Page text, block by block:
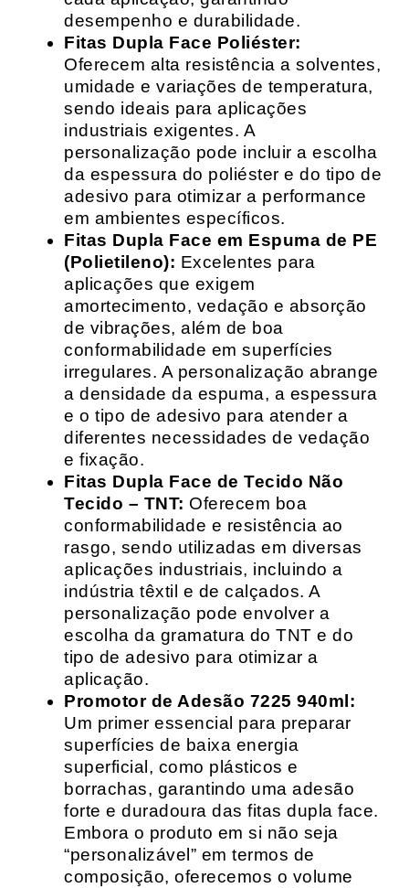
desempenho e durabilidade.
Fitas Dupla Face Poliéster:
Oferecem alta resistência a solventes,
umidade e variações de temperatura,
sendo ideais para aplicações
industriais exigentes. A
personalização pode incluir a escolha
da espessura do poliéster e do tipo de
adesivo para otimizar a performance
em ambientes específicos.
Fitas Dupla Face em Espuma de PE
(Polietileno): Excelentes para
aplicações que exigem
amortecimento, vedação e absorção
de vibrações, além de boa
conformabilidade em superfícies
irregulares. A personalização abrange
a densidade da espuma, a espessura
e o tipo de adesivo para atender a
diferentes necessidades de vedação
e fixação.
Fitas Dupla Face de Tecido Não
Tecido – TNT: Oferecem boa
conformabilidade e resistência ao
rasgo, sendo utilizadas em diversas
aplicações industriais, incluindo a
indústria têxtil e de calçados. A
personalização pode envolver a
escolha da gramatura do TNT e do
tipo de adesivo para otimizar a
aplicação.
Promotor de Adesão 7225 940ml:
Um primer essencial para preparar
superfícies de baixa energia
superficial, como plásticos e
borrachas, garantindo uma adesão
forte e duradoura das fitas dupla face.
Embora o produto em si não seja
“personalizável” em termos de
composição, oferecemos o volume